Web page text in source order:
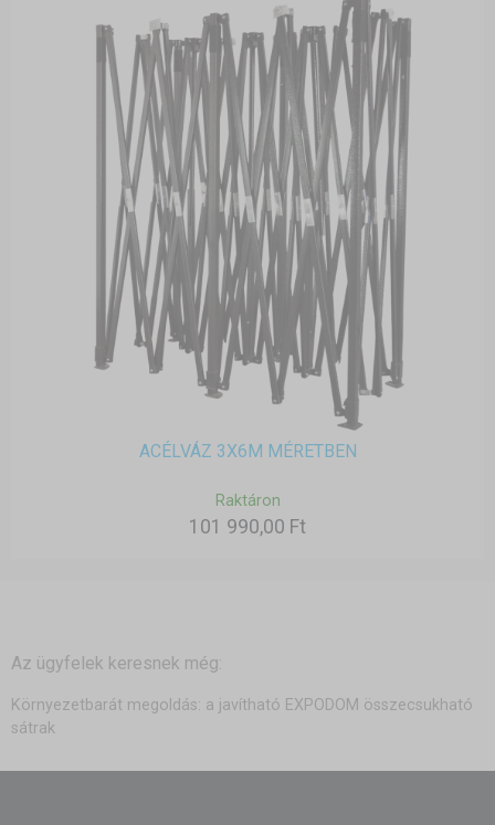
ACÉLVÁZ 3X6M MÉRETBEN
Raktáron
101 990,00 Ft
Az ügyfelek keresnek még:
Környezetbarát megoldás: a javítható EXPODOM összecsukható
sátrak